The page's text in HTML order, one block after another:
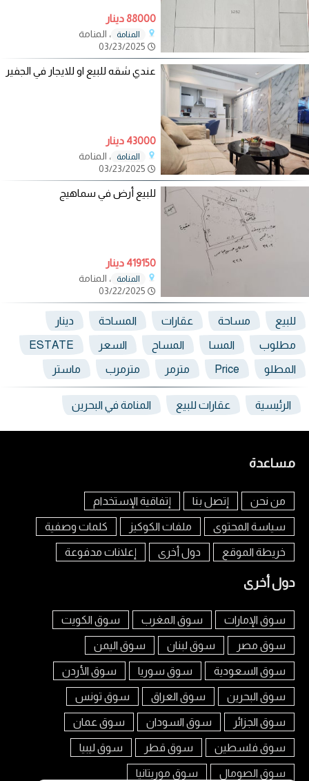
88000 دينار
المنامة
، المنامة
عندي شقه للبيع او للايجار في الجفير
43000 دينار
المنامة
، المنامة
للبيع أرض في سماهيج
419150 دينار
المنامة
، المنامة
للبيع مساحة عقارات المساحة دينار
مطلوب المسا المساح السعر ESTATE
المطلو Price مترمر مترمرب ماستر
الرئيسية عقارات للبيع المنامة في البحرين
مساعدة
من نحن إتصل بنا إتفاقية الإستخدام
سياسة المحتوى ملفات الكوكيز كلمات وصفية
خريطة الموقع دول أخرى إعلانات مدفوعة
دول أخرى
سوق الإمارات سوق المغرب سوق الكويت
سوق مصر سوق لبنان سوق اليمن
سوق السعودية سوق سوريا سوق الأردن
سوق البحرين سوق العراق سوق تونس
سوق الجزائر سوق السودان سوق عمان
سوق فلسطين سوق قطر سوق ليبيا
سوق الصومال سوق موريتانيا